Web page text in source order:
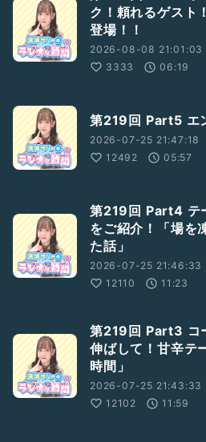
ク！頼れるゲスト
登場！！
2026-08-08 21:01:03
3333
06:19
第219回 Part5 エ
2026-07-25 21:47:18
12492
05:57
第219回 Part4 テ
をご紹介！「場を
た話」
2026-07-25 21:46:33
12110
11:23
第219回 Part3 コ
伸ばして！甘辛テ
時間」
2026-07-25 21:43:33
12102
11:59